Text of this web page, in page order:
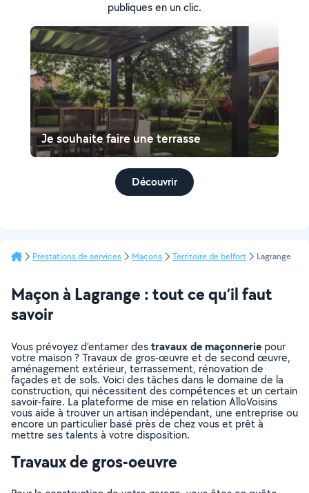
publiques en un clic.
Je souhaite faire une terrasse
Découvrir
Prestations de services Maçons Territoire de belfort Lagrange
Maçon à Lagrange : tout ce qu’il faut
savoir
Vous prévoyez d’entamer destravaux de maçonnerie pour
votre maison ? Travaux de gros-œuvre et de second œuvre,
aménagement extérieur, terrassement, rénovation de
façades et de sols. Voici des tâches dans le domaine de la
construction, qui nécessitent des compétences et un certain
savoir-faire. La plateforme de mise en relation AlloVoisins
vous aide à trouver un artisan indépendant, une entreprise ou
encore un particulier basé près de chez vous et prêt à
mettre ses talents à votre disposition.
Travaux de gros-oeuvre